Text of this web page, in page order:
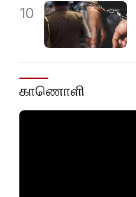
10
காணொளி